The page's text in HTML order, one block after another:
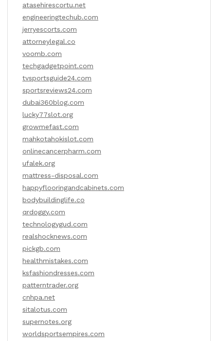
atasehirescortu.net
engineeringtechub.com
jerryescorts.com
attorneylegal.co
voomb.com
techgadgetpoint.com
tvsportsguide24.com
sportsreviews24.com
dubai360blog.com
lucky77slot.org
growmefast.com
mahkotahokislot.com
onlinecancerpharm.com
ufalek.org
mattress-disposal.com
happyflooringandcabinets.com
bodybuildinglife.co
qrdoggy.com
technologygud.com
realshocknews.com
pickgb.com
healthmistakes.com
ksfashiondresses.com
patterntrader.org
cnhpa.net
sitalotus.com
supernotes.org
worldsportsempires.com